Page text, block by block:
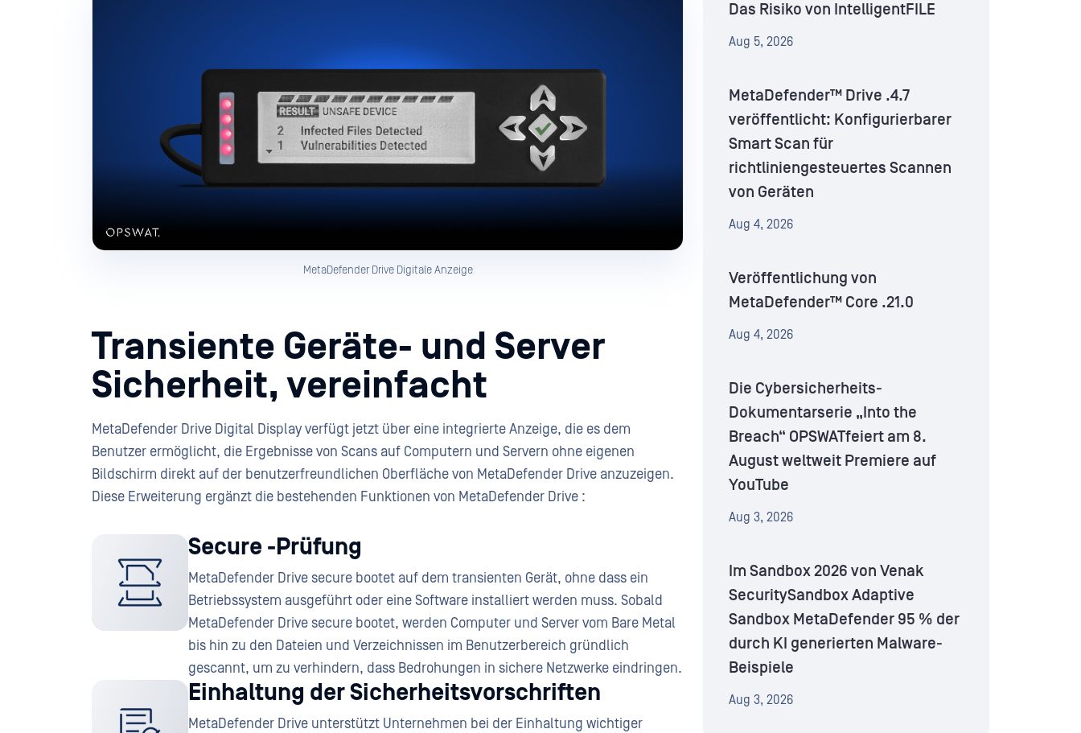
MetaDefender Drive Digitale Anzeige
Transiente Geräte- und Server
Sicherheit, vereinfacht
MetaDefender Drive Digital Display verfügt jetzt über eine integrierte Anzeige, die es dem
Benutzer ermöglicht, die Ergebnisse von Scans auf Computern und Servern ohne eigenen
Bildschirm direkt auf der benutzerfreundlichen Oberfläche von MetaDefender Drive anzuzeigen.
Diese Erweiterung ergänzt die bestehenden Funktionen von MetaDefender Drive :
Secure -Prüfung
MetaDefender Drive secure bootet auf dem transienten Gerät, ohne dass ein
Betriebssystem ausgeführt oder eine Software installiert werden muss. Sobald
MetaDefender Drive secure bootet, werden Computer und Server vom Bare Metal
bis hin zu den Dateien und Verzeichnissen im Benutzerbereich gründlich
gescannt, um zu verhindern, dass Bedrohungen in sichere Netzwerke eindringen.
Einhaltung der Sicherheitsvorschriften
MetaDefender Drive unterstützt Unternehmen bei der Einhaltung wichtiger
Das Risiko von IntelligentFILE
Aug 5, 2026
MetaDefender™ Drive .4.7
veröffentlicht: Konfigurierbarer
Smart Scan für
richtliniengesteuertes Scannen
von Geräten
Aug 4, 2026
Veröffentlichung von
MetaDefender™ Core .21.0
Aug 4, 2026
Die Cybersicherheits-
Dokumentarserie „Into the
Breach“ OPSWATfeiert am 8.
August weltweit Premiere auf
YouTube
Aug 3, 2026
Im Sandbox 2026 von Venak
SecuritySandbox Adaptive
Sandbox MetaDefender 95 % der
durch KI generierten Malware-
Beispiele
Aug 3, 2026